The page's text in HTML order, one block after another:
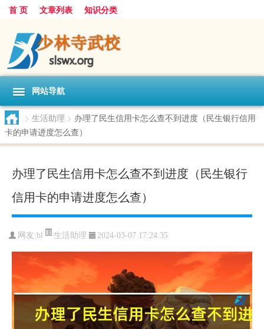
首 页 文章列表 知识分类
网站导航
> 生活助理 > 办理了民生信用卡怎么查不到进度（民生银行信用
卡的申请进度怎么查）
办理了民生信用卡怎么查不到进度（民生银行
信用卡的申请进度怎么查）
网友:bl 生活助理 2024-03-07 17:24:35